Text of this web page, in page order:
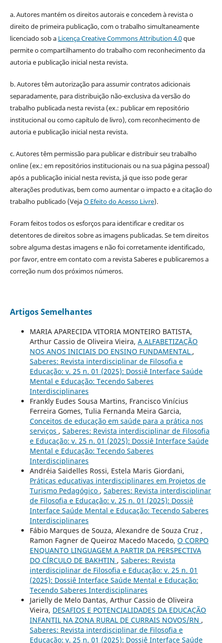
a. Autores mantém os direitos autorais e concedem à revista o
direito de primeira publicação, com o trabalho simultaneamente
licenciado sob a Licença Creative Commons Attribution 4.0que
permite o compartilhamento do trabalho com reconhecimento da
autoria e publicação inicial nesta revista.
b. Autores têm autorização para assumir contratos adicionais
separadamente, para distribuição não-exclusiva da versão do
trabalho publicada nesta revista (ex.: publicar em repositório
institucional ou como capítulo de livro), com reconhecimento de
autoria e publicação inicial nesta revista.
c. Autores têm permissão para publicar e distribuir seu trabalho
online (ex.: em repositórios institucionais ou na sua página pessoal)
após a publicação inicial nesta revista, já que isso pode gerar
alterações produtivas, bem como aumentar o impacto e a citação do
trabalho publicado (VejaO Efeito do Acesso Livre).
Foram feitos todos os esforços para identificar e creditar os
detentores de direitos sobre as imagens publicadas. Se tem direitos
sobre alguma destas imagens e não foi corretamente identificado,
por favor, entre em contato com a revista Saberes e publicaremos a
correção num dos próximos números.
Artigos Semelhantes
MARIA APARECIDA VITORIA MONTEIRO BATISTA,
Arthur Cassio de Oliveira Vieira, A ALFABETIZAÇÃO
NOS ANOS INICIAIS DO ENSINO FUNDAMENTAL ,
Saberes: Revista interdisciplinar de Filosofia e
Educação: v. 25 n. 01 (2025): Dossiê Interface Saúde
Mental e Educação: Tecendo Saberes
Interdisciplinares
Frankly Eudes Sousa Martins, Francisco Vinícius
Ferreira Gomes, Tulia Fernanda Meira Garcia,
Conceitos de educação em saúde para a prática nos
serviços , Saberes: Revista interdisciplinar de Filosofia
e Educação: v. 25 n. 01 (2025): Dossiê Interface Saúde
Mental e Educação: Tecendo Saberes
Interdisciplinares
Andréia Saidelles Rossi, Estela Maris Giordani,
Práticas educativas interdisciplinares em Projetos de
Turismo Pedagógico , Saberes: Revista interdisciplinar
de Filosofia e Educação: v. 25 n. 01 (2025): Dossiê
Interface Saúde Mental e Educação: Tecendo Saberes
Interdisciplinares
Fábio Marques de Souza, Alexandre de Souza Cruz ,
Ramon Fagner de Queiroz Macedo Macedo, O CORPO
ENQUANTO LINGUAGEM A PARTIR DA PERSPECTIVA
DO CÍRCULO DE BAKHTIN , Saberes: Revista
interdisciplinar de Filosofia e Educação: v. 25 n. 01
(2025): Dossiê Interface Saúde Mental e Educação:
Tecendo Saberes Interdisciplinares
Jarielly de Melo Dantas, Arthur Cassio de Oliveira
Vieira, DESAFIOS E POTENCIALIDADES DA EDUCAÇÃO
INFANTIL NA ZONA RURAL DE CURRAIS NOVOS/RN ,
Saberes: Revista interdisciplinar de Filosofia e
Educação: v. 25 n. 01 (2025): Dossiê Interface Saúde